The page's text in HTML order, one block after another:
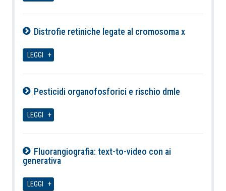
Distrofie retiniche legate al cromosoma x
LEGGI
Pesticidi organofosforici e rischio dmle
LEGGI
Fluorangiografia: text-to-video con ai
generativa
LEGGI